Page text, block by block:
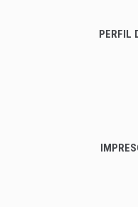
PERFIL